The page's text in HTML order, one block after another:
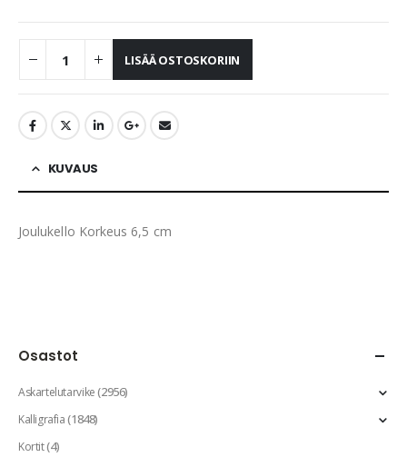
LISÄÄ OSTOSKORIIN
KUVAUS
Joulukello Korkeus 6,5 cm
Osastot
Askartelutarvike(2956)
Kalligrafia(1848)
Kortit(4)